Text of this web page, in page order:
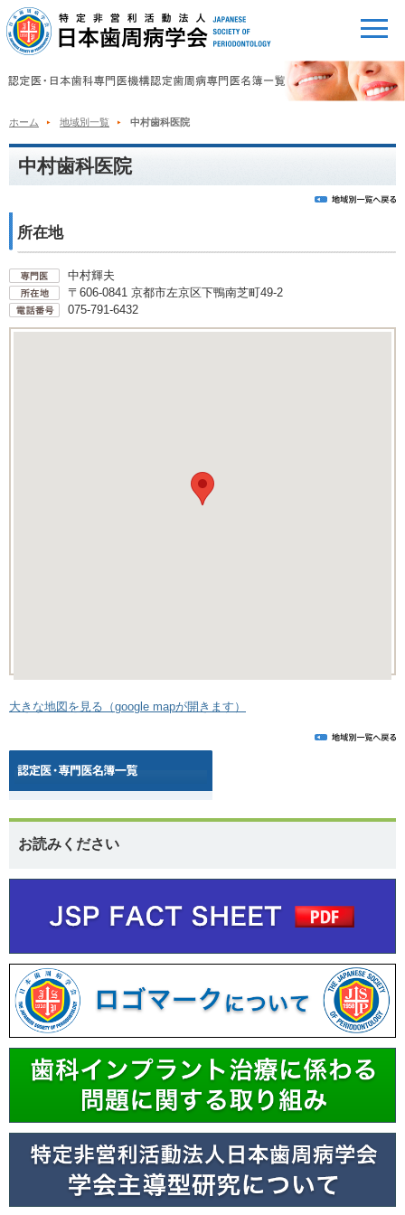
ホーム 地域別一覧 中村歯科医院
中村歯科医院
所在地
中村輝夫
〒606-0841 京都市左京区下鴨南芝町49-2
075-791-6432
大きな地図を見る（google mapが開きます）
お読みください